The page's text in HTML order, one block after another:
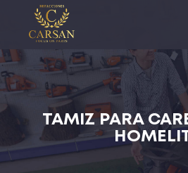
TAMIZ PARA